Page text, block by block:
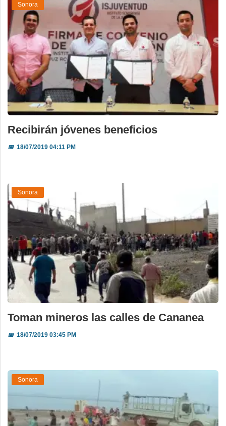
Sonora
Recibirán jóvenes beneficios
📅18/07/2019 04:11 PM
Sonora
Toman mineros las calles de Cananea
📅18/07/2019 03:45 PM
Sonora